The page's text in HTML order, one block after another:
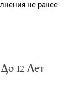
не ранее
12 Лет